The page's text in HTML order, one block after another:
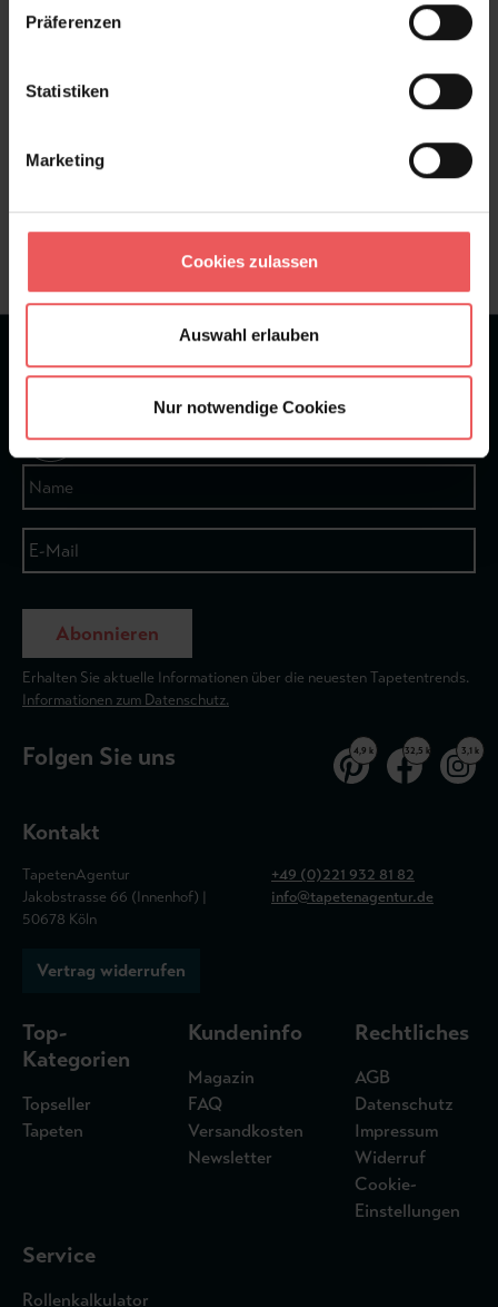
Präferenzen
Statistiken
Marketing
Cookies zulassen
Auswahl erlauben
Nur notwendige Cookies
Sie haben Fragen zum Produkt?
Frage stellen
★★★★★Bei 1245 Bewertungen
Abonnieren
Erhalten Sie aktuelle Informationen über die neuesten Tapetentrends.
Informationen zum Datenschutz.
Folgen Sie uns 4,9 k 32,5 k 3,1 k
Kontakt
TapetenAgentur
Jakobstrasse 66 (Innenhof) |
50678 Köln
+49 (0)221 932 81 82
info@tapetenagentur.de
Vertrag widerrufen
Top-
Kategorien
Topseller
Tapeten
Kundeninfo
Magazin
FAQ
Versandkosten
Newsletter
Rechtliches
AGB
Datenschutz
Impressum
Widerruf
Cookie-
Einstellungen
Service
Rollenkalkulator